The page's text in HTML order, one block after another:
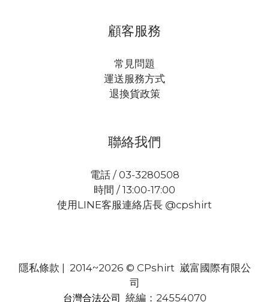
顧客服務
常見問題
運送服務方式
退換貨政策
聯絡我們
電話 / 03-3280508
時間 / 13:00-17:00
使用LINE客服連絡店長 @cpshirt
隱私條款 | 2014~2026 © CPshirt 崴富國際有限公
司
台灣合法公司 統編：24554070